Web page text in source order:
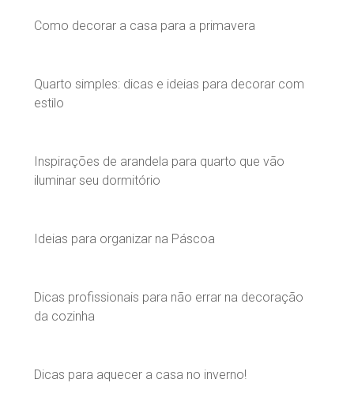
Como decorar a casa para a primavera
Quarto simples: dicas e ideias para decorar com
estilo
Inspirações de arandela para quarto que vão
iluminar seu dormitório
Ideias para organizar na Páscoa
Dicas profissionais para não errar na decoração
da cozinha
Dicas para aquecer a casa no inverno!